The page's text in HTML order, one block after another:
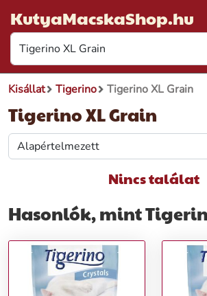
KutyaMacskaShop.hu
Kisállat Tigerino Tigerino XL Grain
Tigerino XL Grain
Nincs találat
Hasonlók, mint